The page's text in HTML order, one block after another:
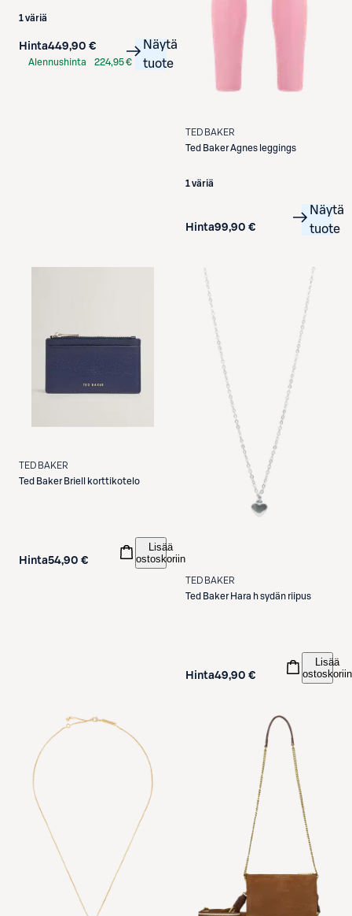
1 väriä
Hinta449,90 €
Alennushinta
224,95 €
Näytä
tuote
TED BAKER
Ted BakerAgnes leggings
1 väriä
Hinta99,90 €
Näytä
tuote
TED BAKER
Ted Baker Briell korttikotelo
Hinta54,90 €
Lisää
ostoskoriin
TED BAKER
Ted Baker Hara h sydän riipus
Hinta49,90 €
Lisää
ostoskoriin